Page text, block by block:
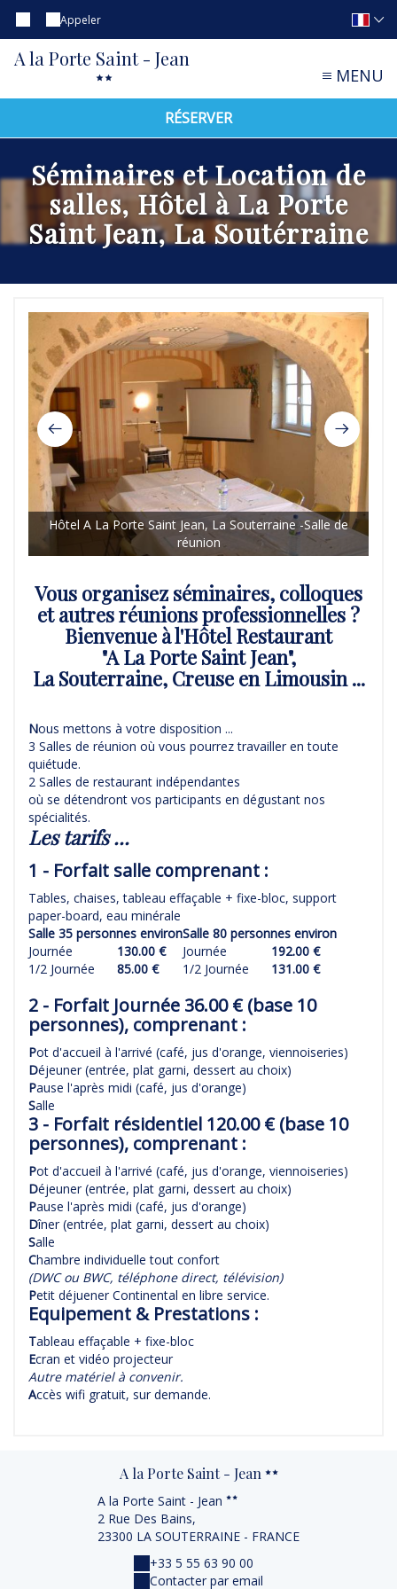
Appeler
A la Porte Saint - Jean
MENU
RÉSERVER
Séminaires et Location de
salles, Hôtel à La Porte
Saint Jean, La Soutérraine
Hôtel A La Porte Saint Jean, La Souterraine -Salle de
réunion
Vous organisez séminaires, colloques
et autres réunions professionnelles ?
Bienvenue à l'Hôtel Restaurant
"A La Porte Saint Jean",
La Souterraine, Creuse en Limousin ...
Nous mettons à votre disposition ...
3 Salles de réunion où vous pourrez travailler en toute
quiétude.
2 Salles de restaurant indépendantes
où se détendront vos participants en dégustant nos
spécialités.
Les tarifs ...
1 - Forfait salle comprenant :
Tables, chaises, tableau effaçable + fixe-bloc, support
paper-board, eau minérale
Salle 35 personnes environSalle 80 personnes environ
Journée
130.00 € Journée
192.00 €
1/2 Journée
85.00 € 1/2 Journée 131.00 €
2 - Forfait Journée 36.00 € (base 10
personnes), comprenant :
Pot d'accueil à l'arrivé (café, jus d'orange, viennoiseries)
Déjeuner (entrée, plat garni, dessert au choix)
Pause l'après midi (café, jus d'orange)
Salle
3 - Forfait résidentiel 120.00 € (base 10
personnes), comprenant :
Pot d'accueil à l'arrivé (café, jus d'orange, viennoiseries)
Déjeuner (entrée, plat garni, dessert au choix)
Pause l'après midi (café, jus d'orange)
Dîner (entrée, plat garni, dessert au choix)
Salle
Chambre individuelle tout confort
(DWC ou BWC, téléphone direct, télévision)
Petit déjuener Continental en libre service.
Equipement & Prestations :
Tableau effaçable + fixe-bloc
Ecran et vidéo projecteur
Autre matériel à convenir.
Accès wifi gratuit, sur demande.
A la Porte Saint - Jean
A la Porte Saint - Jean
2 Rue Des Bains,
23300 LA SOUTERRAINE - FRANCE
+33 5 55 63 90 00
Contacter par email